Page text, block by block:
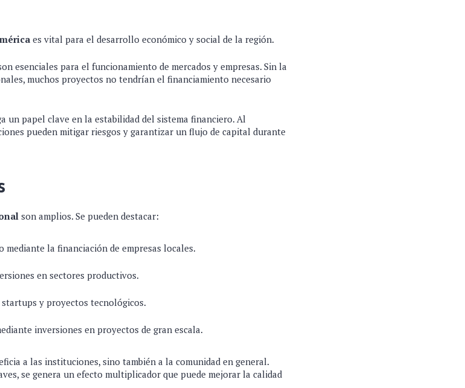
es vital para el desarrollo económico y social de la región.
esenciales para el funcionamiento de mercados y empresas. Sin la
muchos proyectos no tendrían el financiamiento necesario
un papel clave en la estabilidad del sistema financiero. Al
pueden mitigar riesgos y garantizar un flujo de capital durante
son amplios. Se pueden destacar:
mediante la financiación de empresas locales.
en sectores productivos.
y proyectos tecnológicos.
inversiones en proyectos de gran escala.
a las instituciones, sino también a la comunidad en general.
se genera un efecto multiplicador que puede mejorar la calidad